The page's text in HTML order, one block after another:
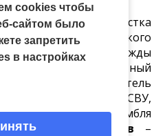
Кузьмищева – артистка
академического
под управлением Надежды
Саксеева
– почетный
РФ, руководитель
«Эполет» ТулСВУ,
вокального ансамбля
Сергей Лукьянчиков –
cookies чтобы
сайтом было
запретить
в настройках